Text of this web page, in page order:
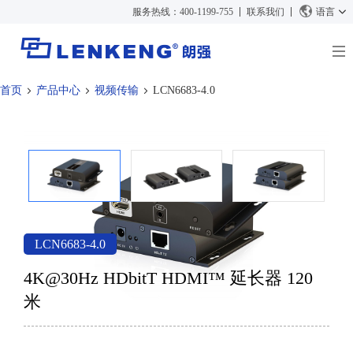
服务热线：400-1199-755 联系我们 语言
关于朗强
资质荣誉
人力资源
联系我们
视频传输
视频信号处理
媒体报道
技术支持
资料下载
正品查询
停产产品
搜索
首页 产品中心 视频传输 LCN6683-4.0
LCN6683-4.0
4K@30Hz HDbitT HDMI™ 延长器 120
米